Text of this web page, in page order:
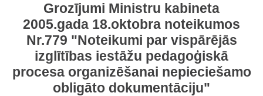
Grozījumi Ministru kabineta
2005.gada 18.oktobra noteikumos
Nr.779 "Noteikumi par vispārējās
izglītības iestāžu pedagoģiskā
procesa organizēšanai nepieciešamo
obligāto dokumentāciju"